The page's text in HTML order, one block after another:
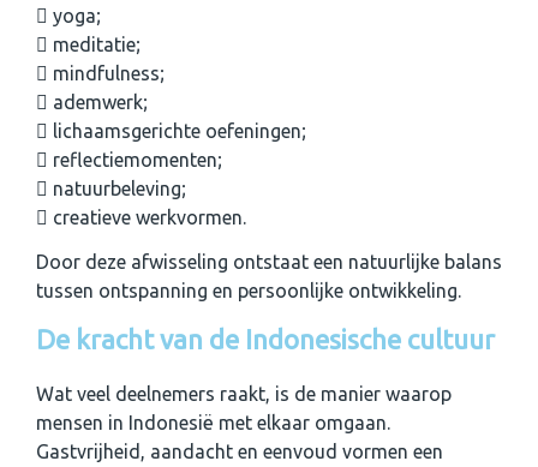
yoga;
meditatie;
mindfulness;
ademwerk;
lichaamsgerichte oefeningen;
reflectiemomenten;
natuurbeleving;
creatieve werkvormen.
Door deze afwisseling ontstaat een natuurlijke balans
tussen ontspanning en persoonlijke ontwikkeling.
De kracht van de Indonesische cultuur
Wat veel deelnemers raakt, is de manier waarop
mensen in Indonesië met elkaar omgaan.
Gastvrijheid, aandacht en eenvoud vormen een